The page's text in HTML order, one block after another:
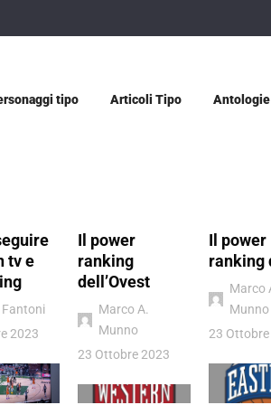
tipo Articoli Tipo
tv e
Fantoni
2023
Il power
ranking
dell’Ovest
Marco A.
Munno
23 Ottobre 2023
Il power
ranking
Marco
Munno
23